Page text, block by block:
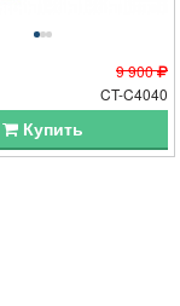
9 900
CT-C4040
Купить